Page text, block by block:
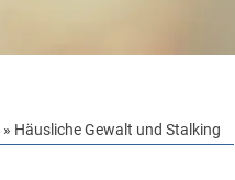
» Häusliche Gewalt und Stalking